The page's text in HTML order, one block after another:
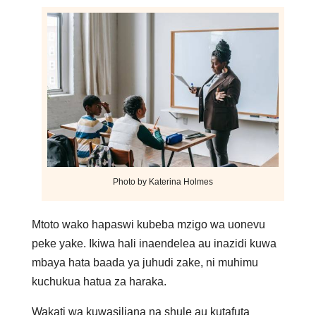
Photo by Katerina Holmes
Mtoto wako hapaswi kubeba mzigo wa uonevu
peke yake. Ikiwa hali inaendelea au inazidi kuwa
mbaya hata baada ya juhudi zake, ni muhimu
kuchukua hatua za haraka.
Wakati wa kuwasiliana na shule au kutafuta